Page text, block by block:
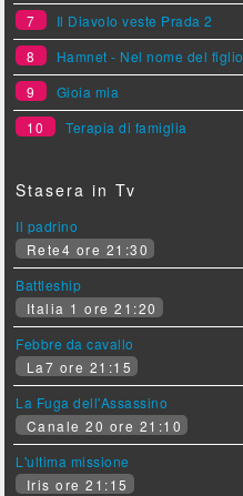
7
Il Diavolo veste Prada 2
8
Hamnet - Nel nome del figlio
9
Gioia mia
10
Terapia di famiglia
Stasera in Tv
Il padrino
Rete4 ore 21:30
Battleship
Italia 1 ore 21:20
Febbre da cavallo
La7 ore 21:15
La Fuga dell'Assassino
Canale 20 ore 21:10
L'ultima missione
Iris ore 21:15